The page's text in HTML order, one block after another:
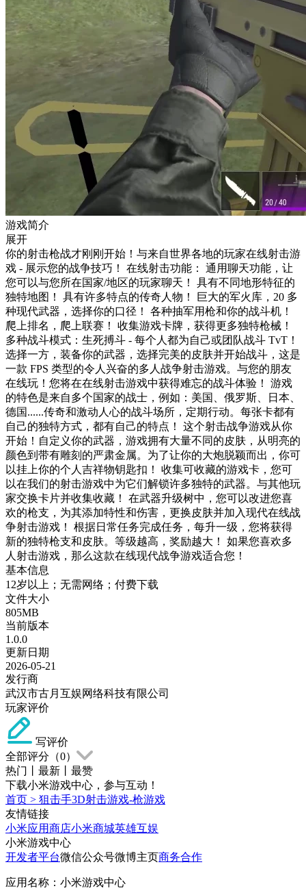
游戏简介
展开
你的射击枪战才刚刚开始！与来自世界各地的玩家在线射击游
戏 - 展示您的战争技巧！ 在线射击功能： 通用聊天功能，让
您可以与您所在国家/地区的玩家聊天！ 具有不同地形特征的
独特地图！ 具有许多特点的传奇人物！ 巨大的军火库，20 多
种现代武器，选择你的口径！ 各种抽军用枪和你的战斗机！
爬上排名，爬上联赛！ 收集游戏卡牌，获得更多独特枪械！
多种战斗模式：生死搏斗 - 每个人都为自己或团队战斗 TvT！
选择一方，装备你的武器，选择完美的皮肤并开始战斗，这是
一款 FPS 类型的令人兴奋的多人战争射击游戏。与您的朋友
在线玩！您将在在线射击游戏中获得难忘的战斗体验！ 游戏
的特色是来自多个国家的战士，例如：美国、俄罗斯、日本、
德国......传奇和激动人心的战斗场所，定期行动。每张卡都有
自己的独特方式，都有自己的特点！ 这个射击战争游戏从你
开始！自定义你的武器，游戏拥有大量不同的皮肤，从明亮的
颜色到带有雕刻的严肃金属。为了让你的大炮脱颖而出，你可
以挂上你的个人吉祥物钥匙扣！ 收集可收藏的游戏卡，您可
以在我们的射击游戏中为它们解锁许多独特的武器。与其他玩
家交换卡片并收集收藏！ 在武器升级树中，您可以改进您喜
欢的枪支，为其添加特性和伤害，更换皮肤并加入现代在线战
争射击游戏！ 根据日常任务完成任务，每升一级，您将获得
新的独特枪支和皮肤。等级越高，奖励越大！ 如果您喜欢多
人射击游戏，那么这款在线现代战争游戏适合您！
基本信息
12岁以上；无需网络；付费下载
文件大小
805MB
当前版本
1.0.0
更新日期
2026-05-21
发行商
武汉市古月互娱网络科技有限公司
玩家评价
写评价
全部评分（0）
热门
最新
最赞
下载小米游戏中心，参与互动！
首页 > 狙击手3D射击游戏-枪游戏
友情链接
小米应用商店小米商城英雄互娱
小米游戏中心
开发者平台微信公众号微博主页商务合作
应用名称：小米游戏中心